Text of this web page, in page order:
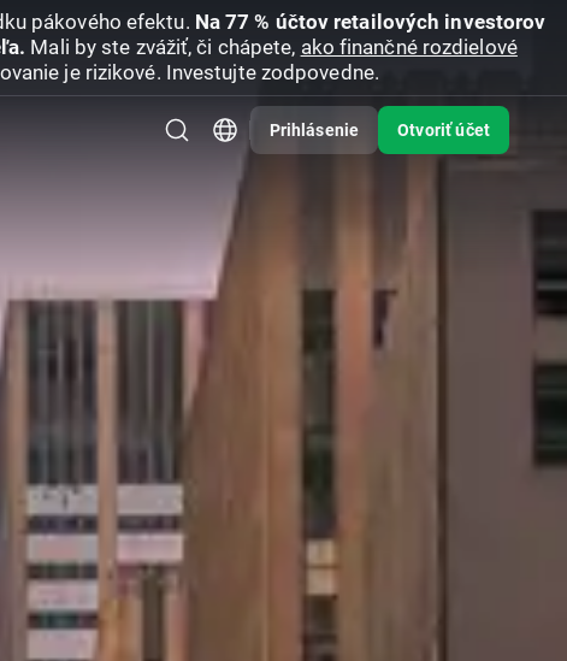
pákového efektu. Na 77 % účtov retailových investorov
Mali by ste zvážiť, či chápete, ako finančné rozdielové
je rizikové. Investujte zodpovedne.
Prihlásenie Otvoriť účet